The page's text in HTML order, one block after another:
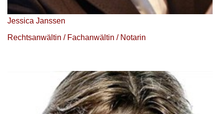
Jessica Janssen
Rechtsanwältin / Fachanwältin / Notarin